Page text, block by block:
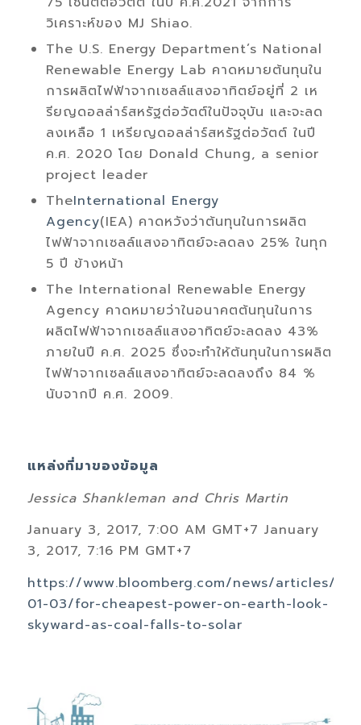
วิเคราะห์ของ MJ Shiao.
The U.S. Energy Department’s National
Renewable Energy Lab คาดหมายต้นทุนใน
การผลิตไฟฟ้าจากเซลล์แสงอาทิตย์อยู่ที่ 2 เห
รียญดอลล่าร์สหรัฐต่อวัตต์ในปัจจุบัน และจะลด
ลงเหลือ 1 เหรียญดอลล่าร์สหรัฐต่อวัตต์ ในปี
ค.ศ. 2020 โดย Donald Chung, a senior
project leader
TheInternational Energy
Agency(IEA) คาดหวังว่าต้นทุนในการผลิต
ไฟฟ้าจากเซลล์แสงอาทิตย์จะลดลง 25% ในทุก
5 ปี ข้างหน้า
The International Renewable Energy
Agency คาดหมายว่าในอนาคตต้นทุนในการ
ผลิตไฟฟ้าจากเซลล์แสงอาทิตย์จะลดลง 43%
ภายในปี ค.ศ. 2025 ซึ่งจะทำให้ต้นทุนในการผลิต
ไฟฟ้าจากเซลล์แสงอาทิตย์จะลดลงถึง 84 %
นับจากปี ค.ศ. 2009.
แหล่งที่มาของข้อมูล
Jessica Shankleman and Chris Martin
January 3, 2017, 7:00 AM GMT+7 January
3, 2017, 7:16 PM GMT+7
https://www.bloomberg.com/news/articles/
01-03/for-cheapest-power-on-earth-look-
skyward-as-coal-falls-to-solar